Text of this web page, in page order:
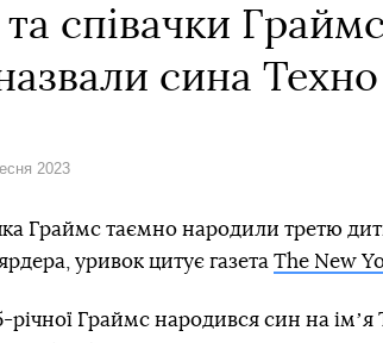
співачки
сина
2023
Граймс таємно народили третю
уривок цитує газета The New
річної Граймс народився син на імʼя